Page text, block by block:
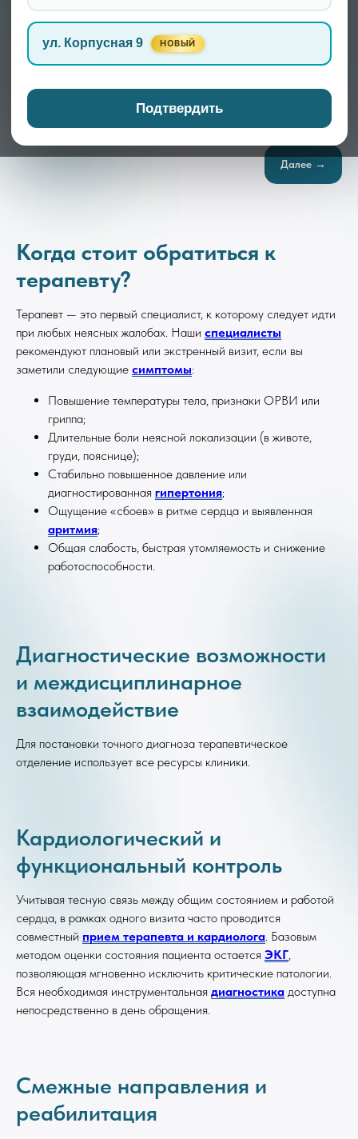
ул. Корпусная 9 НОВЫЙ
Подтвердить
Записаться
Далее →
Когда стоит обратиться к
терапевту?
Терапевт — это первый специалист, к которому следует идти
при любых неясных жалобах. Наши специалисты
рекомендуют плановый или экстренный визит, если вы
заметили следующие симптомы:
Повышение температуры тела, признаки ОРВИ или
гриппа;
Длительные боли неясной локализации (в животе,
груди, пояснице);
Стабильно повышенное давление или
диагностированная гипертония;
Ощущение «сбоев» в ритме сердца и выявленная
аритмия;
Общая слабость, быстрая утомляемость и снижение
работоспособности.
Диагностические возможности
и междисциплинарное
взаимодействие
Для постановки точного диагноза терапевтическое
отделение использует все ресурсы клиники.
Кардиологический и
функциональный контроль
Учитывая тесную связь между общим состоянием и работой
сердца, в рамках одного визита часто проводится
совместный прием терапевта и кардиолога. Базовым
методом оценки состояния пациента остается ЭКГ,
позволяющая мгновенно исключить критические патологии.
Вся необходимая инструментальная диагностика доступна
непосредственно в день обращения.
Смежные направления и
реабилитация